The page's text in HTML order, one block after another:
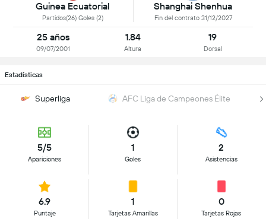
Guinea Ecuatorial
Partidos(26) Goles (2)
Shanghai Shenhua
Fin del contrato 31/12/2027
25 años
09/07/2001
1.84
Altura
19
Dorsal
Estadísticas
Superliga AFC Liga de Campeones Élite
5/5
Apariciones
1
Goles
2
Asistencias
6.9
Puntaje
1
Tarjetas Amarillas
0
Tarjetas Rojas